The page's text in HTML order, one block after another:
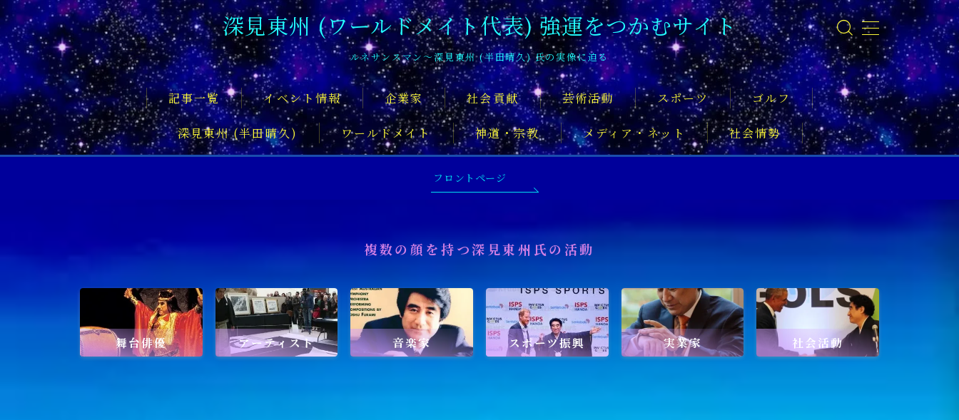
深見東州 (ワールドメイト代表) 強運をつかむサイト
ルネサンスマン〜深見東州 (半田晴久) 氏の実像に迫る
記事一覧 イベント情報 企業家 社会貢献 芸術活動 スポーツ ゴルフ
深見東州 (半田晴久) ワールドメイト 神道・宗教 メディア・ネット 社会情勢
フロントページ
文化・芸術活動
社会貢献 社会貢献
深見東州氏について知るおすすめの記事
舞台俳優 アーティスト 音楽家 スポーツ振興 実業家 社会活動
ワールドメイトを知るのにおすすめの記事
フロントページ
複数の顔を持つ深見東州氏の活動
舞台俳優 アーティスト 音楽家 スポーツ振興 実業家 社会活動